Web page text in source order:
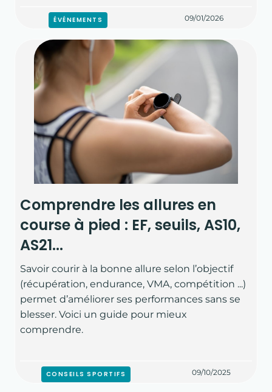
ÉVÉNEMENTS 09/01/2026
Comprendre les allures en
course à pied : EF, seuils, AS10,
AS21...
Savoir courir à la bonne allure selon l’objectif
(récupération, endurance, VMA, compétition ...)
permet d’améliorer ses performances sans se
blesser. Voici un guide pour mieux
comprendre.
CONSEILS SPORTIFS 09/10/2025